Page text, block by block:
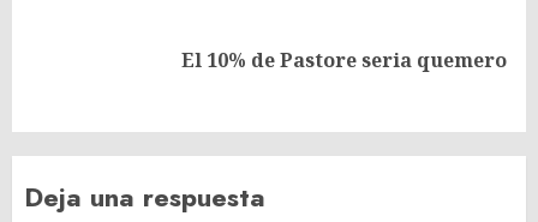
El 10% de Pastore seria quemero
Deja una respuesta